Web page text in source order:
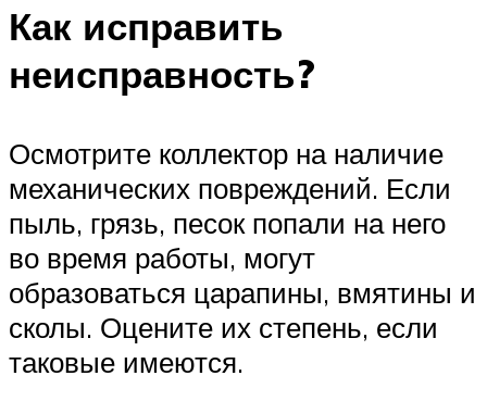
Как исправить
неисправность?
Осмотрите коллектор на наличие
механических повреждений. Если
пыль, грязь, песок попали на него
во время работы, могут
образоваться царапины, вмятины и
сколы. Оцените их степень, если
таковые имеются.